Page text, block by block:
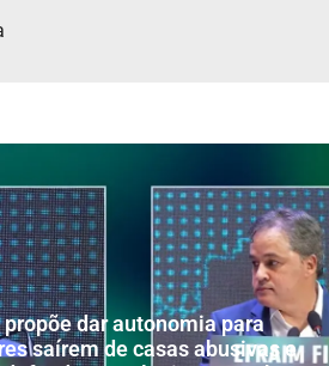
dar autonomia para
saírem de casas abusivas e